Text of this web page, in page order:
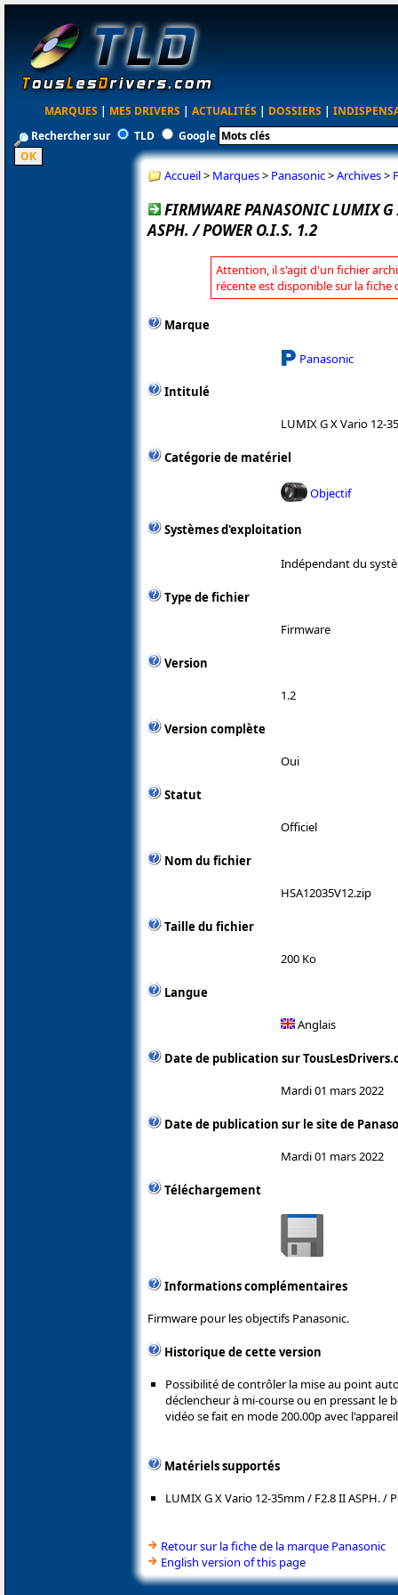
MARQUES | MES DRIVERS | ACTUALITÉS | DOSSIERS |
Rechercher sur
TLD Google
Accueil> Marques> Panasonic>Archives>
FIRMWARE PANASONIC LUMIX
ASPH. / POWER O.I.S. 1.2
Attention, il s'agit d'un fichier
récente est disponible sur la fiche
Marque
Panasonic
Intitulé
LUMIX G X Vario 12-
Catégorie de matériel
Objectif
Systèmes d'exploitation
Indépendant du
Type de fichier
Firmware
Version
1.2
Version complète
Oui
Statut
Officiel
Nom du fichier
HSA12035V12.zip
Taille du fichier
200 Ko
Langue
Anglais
Date de publication sur
Mardi 01 mars 2022
Date de publication sur le site de
Mardi 01 mars 2022
Téléchargement
Informations complémentaires
Firmware pour les objectifs Panasonic.
Historique de cette version
Possibilité de contrôler la mise au point
déclencheur à mi-course ou en pressant le
vidéo se fait en mode 200.00p avec
Matériels supportés
LUMIX G X Vario 12-35mm / F2.8 II ASPH. /
Retour sur la fiche de la marque Panasonic
English version of this page